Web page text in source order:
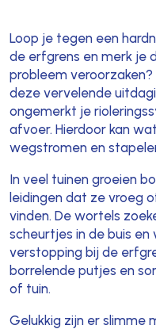
Loop je tegen een
de erfgrens en merk je
probleem
deze vervelende
ongemerkt je
afvoer. Hierdoor kan
wegstromen en
In veel tuinen groeien
leidingen dat ze vroeg
vinden. De wortels
scheurtjes in de buis en
verstopping bij de
borrelende putjes en
of tuin.
Gelukkig zijn er slimme